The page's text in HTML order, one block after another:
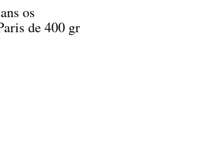
os
de 400 gr